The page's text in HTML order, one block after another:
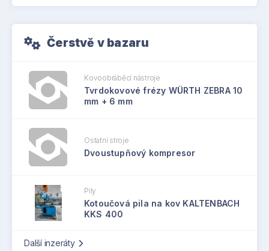
Čerstvě v bazaru
Kovoobráběcí nástroje
Tvrdokovové frézy WÜRTH ZEBRA 10
mm + 6 mm
Ostatní stroje
Dvoustupňový kompresor
Pily
Kotoučová pila na kov KALTENBACH
KKS 400
Další inzeráty